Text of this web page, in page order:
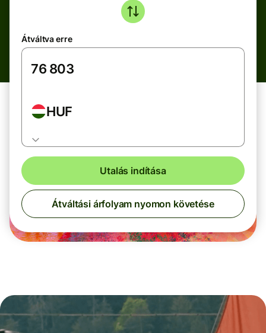
Átváltva erre
HUF
Utalás indítása
Átváltási árfolyam nyomon követése